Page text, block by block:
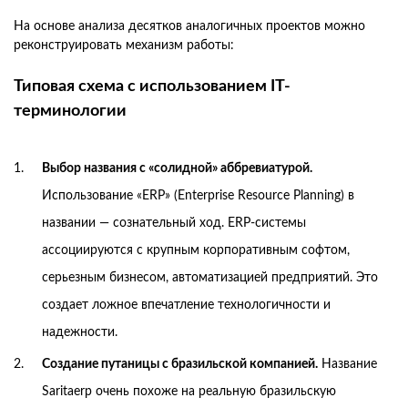
На основе анализа десятков аналогичных проектов можно
реконструировать механизм работы:
Типовая схема с использованием IT-
терминологии
Выбор названия с «солидной» аббревиатурой.
Использование «ERP» (Enterprise Resource Planning) в
названии — сознательный ход. ERP-системы
ассоциируются с крупным корпоративным софтом,
серьезным бизнесом, автоматизацией предприятий. Это
создает ложное впечатление технологичности и
надежности.
Создание путаницы с бразильской компанией. Название
Saritaerp очень похоже на реальную бразильскую